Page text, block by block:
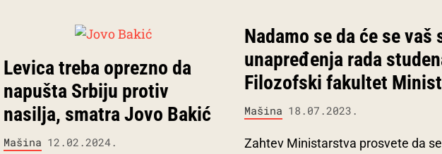
Levica treba oprezno da
napušta Srbiju protiv
nasilja, smatra Jovo Bakić
Mašina 12.02.2024.
Nadamo se da će se
unapređenja rada
Filozofski fakultet
Mašina 18.07.2023.
Zahtev Ministarstva prosvete da